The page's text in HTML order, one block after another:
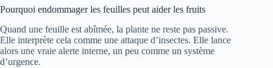
Pourquoi endommager les feuilles peut aider les fruits
Quand une feuille est abîmée, la plante ne reste pas passive.
Elle interprète cela comme une attaque d’insectes. Elle lance
alors une vraie alerte interne, un peu comme un système
d’urgence.